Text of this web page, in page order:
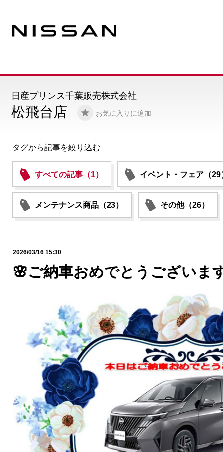
松飛台店 お気に入りに追加
日産プリンス千葉販売株式会社
タグから記事を絞り込む
すべての記事（1） イベント・フェア（29
メンテナンス商品（23） その他（26）
2026/03/16 15:30
🌸ご納車おめでとうございま